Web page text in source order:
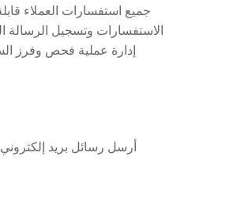
جميع استفسارات العملاء
الاستفسارات وتسجيل الرسالة
إدارة عملية فحص وفرز
أرسل رسائل بريد